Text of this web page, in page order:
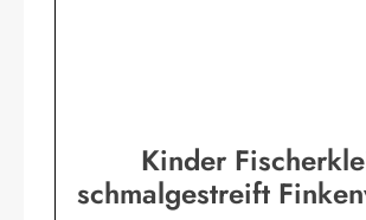
Kinder
schmalgestreift